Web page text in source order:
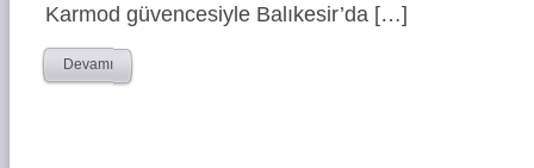
Karmod güvencesiyle Balıkesir’da […]
Devamı